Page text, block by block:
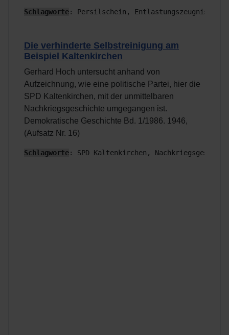
Schlagworte: Persilschein, Entlastungszeugnis
Die verhinderte Selbstreinigung am
Beispiel Kaltenkirchen
Gerhard Hoch untersucht anhand von
Aufzeichnung, wie eine politische Partei, hier die
SPD Kaltenkirchen, mit der unmittelbaren
Nachkriegsgeschichte umgegangen ist.
Demokratische Geschichte Bd. 1/1986. 1946,
(Aufsatz Nr. 16)
Schlagworte: SPD Kaltenkirchen,